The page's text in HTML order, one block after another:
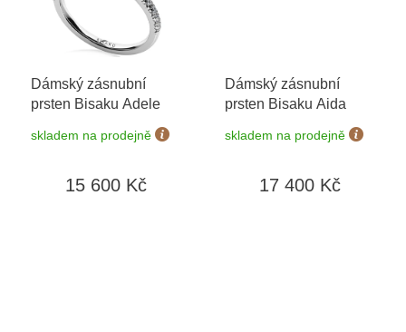
Dámský zásnubní
prsten Bisaku Adele
skladem na prodejně
15 600 Kč
Dámský zásnubní
prsten Bisaku Aida
skladem na prodejně
17 400 Kč